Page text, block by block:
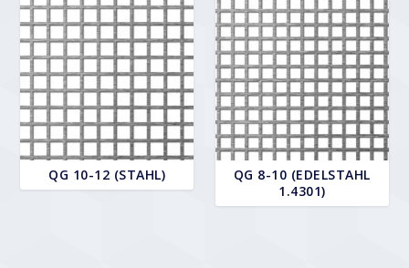
QG 10-12 (STAHL)
QG 8-10 (EDELSTAHL
1.4301)